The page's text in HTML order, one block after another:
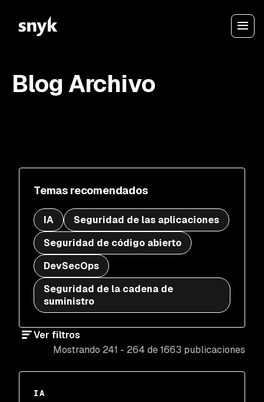
Blog Archivo
Temas recomendados
IA
Seguridad de las aplicaciones
Seguridad de código abierto
DevSecOps
Seguridad de la cadena de
suministro
Ver filtros
Mostrando 241 - 264 de 1663 publicaciones
IA